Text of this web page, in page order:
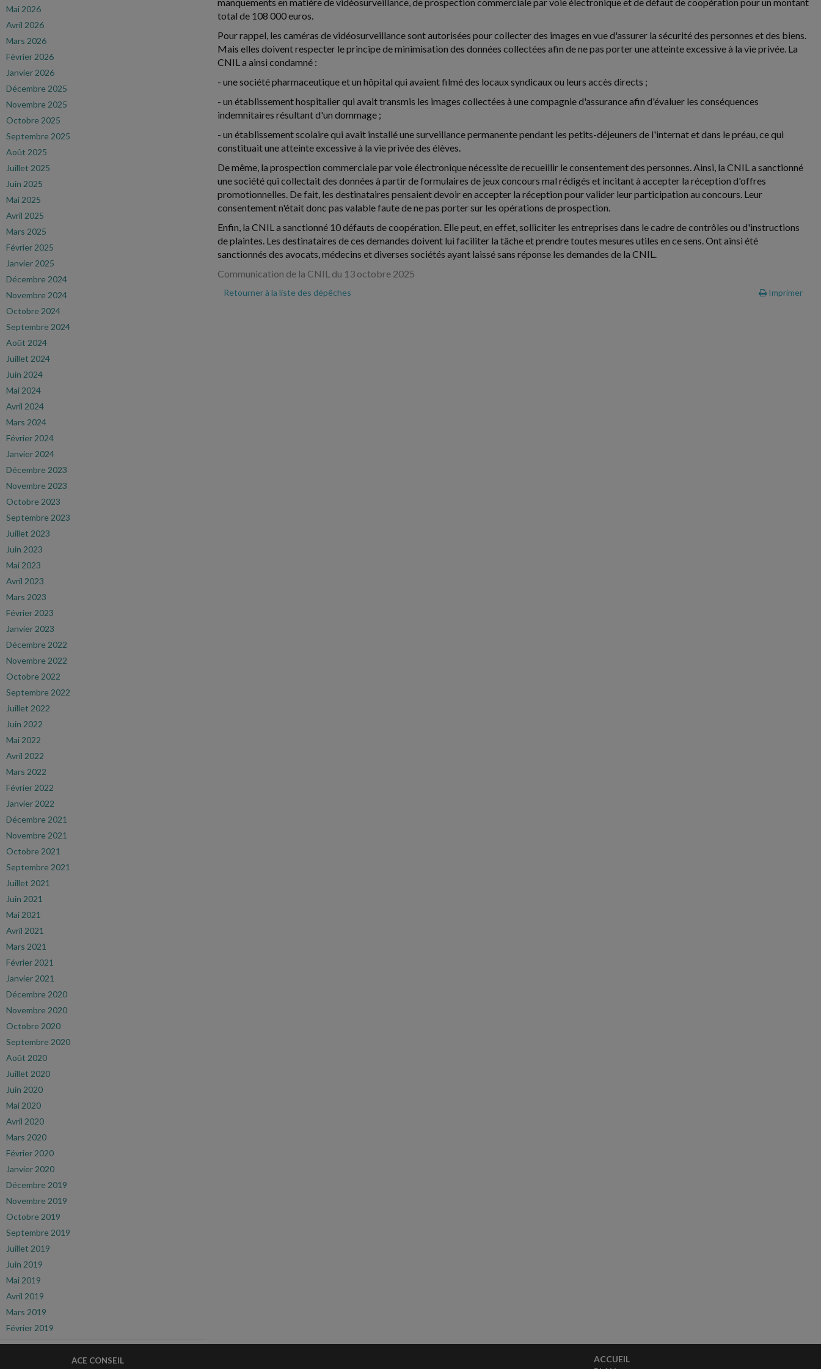
Mai 2026
Avril 2026
Mars 2026
Février 2026
Janvier 2026
Décembre 2025
Novembre 2025
Octobre 2025
Septembre 2025
Août 2025
Juillet 2025
Juin 2025
Mai 2025
Avril 2025
Mars 2025
Février 2025
Janvier 2025
Décembre 2024
Novembre 2024
Octobre 2024
Septembre 2024
Août 2024
Juillet 2024
Juin 2024
Mai 2024
Avril 2024
Mars 2024
Février 2024
Janvier 2024
Décembre 2023
Novembre 2023
Octobre 2023
Septembre 2023
Juillet 2023
Juin 2023
Mai 2023
Avril 2023
Mars 2023
Février 2023
Janvier 2023
Décembre 2022
Novembre 2022
Octobre 2022
Septembre 2022
Juillet 2022
Juin 2022
Mai 2022
Avril 2022
Mars 2022
Février 2022
Janvier 2022
Décembre 2021
Novembre 2021
Octobre 2021
Septembre 2021
Juillet 2021
Juin 2021
Mai 2021
Avril 2021
Mars 2021
Février 2021
Janvier 2021
Décembre 2020
Novembre 2020
Octobre 2020
Septembre 2020
Août 2020
Juillet 2020
Juin 2020
Mai 2020
Avril 2020
Mars 2020
Février 2020
Janvier 2020
Décembre 2019
Novembre 2019
Octobre 2019
Septembre 2019
Juillet 2019
Juin 2019
Mai 2019
Avril 2019
Mars 2019
Février 2019
total de 108 000 euros.
Pour rappel, les caméras de vidéosurveillance sont autorisées pour collecter des images en vue d'assurer la sécurité des personnes et des biens.
Mais elles doivent respecter le principe de minimisation des données collectées afin de ne pas porter une atteinte excessive à la vie privée. La
CNIL a ainsi condamné :
- une société pharmaceutique et un hôpital qui avaient filmé des locaux syndicaux ou leurs accès directs ;
- un établissement hospitalier qui avait transmis les images collectées à une compagnie d'assurance afin d'évaluer les conséquences
indemnitaires résultant d'un dommage ;
- un établissement scolaire qui avait installé une surveillance permanente pendant les petits-déjeuners de l'internat et dans le préau, ce qui
constituait une atteinte excessive à la vie privée des élèves.
De même, la prospection commerciale par voie électronique nécessite de recueillir le consentement des personnes. Ainsi, la CNIL a sanctionné
une société qui collectait des données à partir de formulaires de jeux concours mal rédigés et incitant à accepter la réception d'offres
promotionnelles. De fait, les destinataires pensaient devoir en accepter la réception pour valider leur participation au concours. Leur
consentement n'était donc pas valable faute de ne pas porter sur les opérations de prospection.
Enfin, la CNIL a sanctionné 10 défauts de coopération. Elle peut, en effet, solliciter les entreprises dans le cadre de contrôles ou d'instructions
de plaintes. Les destinataires de ces demandes doivent lui faciliter la tâche et prendre toutes mesures utiles en ce sens. Ont ainsi été
sanctionnés des avocats, médecins et diverses sociétés ayant laissé sans réponse les demandes de la CNIL.
Communication de la CNIL du 13 octobre 2025
Retourner à la liste des dépêches Imprimer
ACE CONSEIL
ACCUEIL